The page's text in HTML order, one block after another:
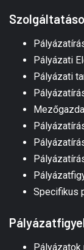
Pályázati
Pályázati
Specifikus